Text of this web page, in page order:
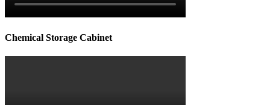
Chemical Storage Cabinet